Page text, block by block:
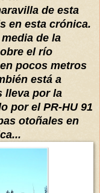
de esta
en esta crónica.
de la
el río
pocos metros
está a
lleva por la
por el PR-HU 91
otoñales en